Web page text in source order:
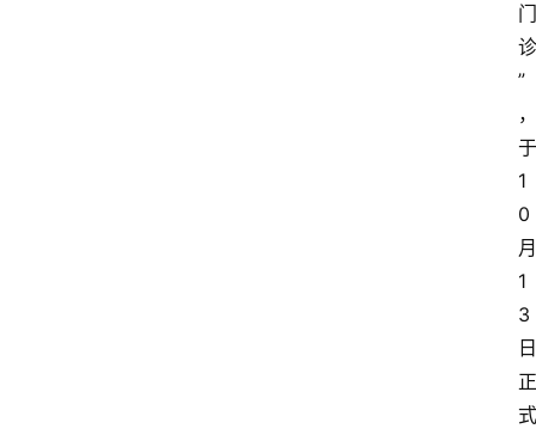
门
诊
”
，
于
1
0
月
1
3
日
正
式